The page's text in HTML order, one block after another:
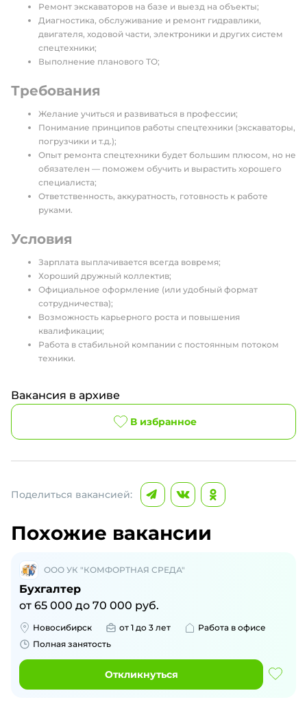
Ремонт экскаваторов на базе и выезд на объекты;
Диагностика, обслуживание и ремонт гидравлики,
двигателя, ходовой части, электроники и других систем
спецтехники;
Выполнение планового ТО;
Требования
Желание учиться и развиваться в профессии;
Понимание принципов работы спецтехники (экскаваторы,
погрузчики и т.д.);
Опыт ремонта спецтехники будет большим плюсом, но не
обязателен — поможем обучить и вырастить хорошего
специалиста;
Ответственность, аккуратность, готовность к работе
руками.
Условия
Зарплата выплачивается всегда вовремя;
Хороший дружный коллектив;
Официальное оформление (или удобный формат
сотрудничества);
Возможность карьерного роста и повышения
квалификации;
Работа в стабильной компании с постоянным потоком
техники.
Вакансия в архиве
В избранное
Поделиться вакансией:
Похожие вакансии
ООО УК "КОМФОРТНАЯ СРЕДА"
Бухгалтер
от 65 000 до 70 000 руб.
Новосибирск от 1 до 3 лет
Работа в офисе
Полная занятость
Откликнуться